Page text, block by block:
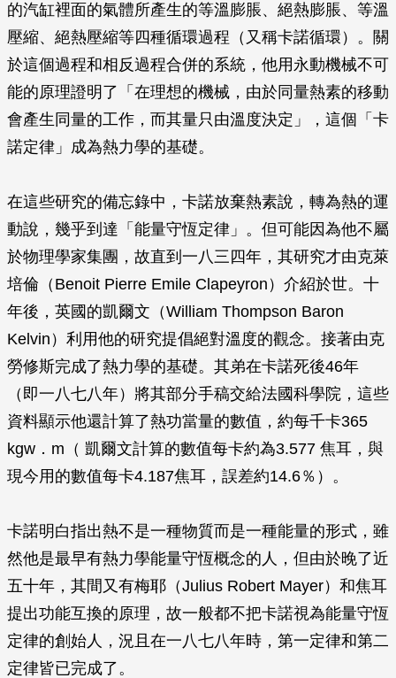
的汽缸裡面的氣體所產生的等溫膨脹、絕熱膨脹、等溫
壓縮、絕熱壓縮等四種循環過程（又稱卡諾循環）。關
於這個過程和相反過程合併的系統，他用永動機械不可
能的原理證明了「在理想的機械，由於同量熱素的移動
會產生同量的工作，而其量只由溫度決定」，這個「卡
諾定律」成為熱力學的基礎。
在這些研究的備忘錄中，卡諾放棄熱素說，轉為熱的運
動說，幾乎到達「能量守恆定律」。但可能因為他不屬
於物理學家集團，故直到一八三四年，其研究才由克萊
培倫（Benoit Pierre Emile Clapeyron）介紹於世。十
年後，英國的凱爾文（William Thompson Baron
Kelvin）利用他的研究提倡絕對溫度的觀念。接著由克
勞修斯完成了熱力學的基礎。其弟在卡諾死後46年
（即一八七八年）將其部分手稿交給法國科學院，這些
資料顯示他還計算了熱功當量的數值，約每千卡365
kgw．m（ 凱爾文計算的數值每卡約為3.577 焦耳，與
現今用的數值每卡4.187焦耳，誤差約14.6％）。
卡諾明白指出熱不是一種物質而是一種能量的形式，雖
然他是最早有熱力學能量守恆概念的人，但由於晚了近
五十年，其間又有梅耶（Julius Robert Mayer）和焦耳
提出功能互換的原理，故一般都不把卡諾視為能量守恆
定律的創始人，況且在一八七八年時，第一定律和第二
定律皆已完成了。